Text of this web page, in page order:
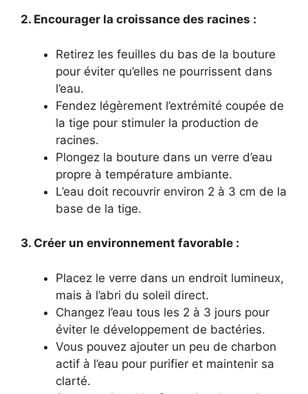
2. Encourager la croissance des racines :
Retirez les feuilles du bas de la bouture
pour éviter qu’elles ne pourrissent dans
l’eau.
Fendez légèrement l’extrémité coupée de
la tige pour stimuler la production de
racines.
Plongez la bouture dans un verre d’eau
propre à température ambiante.
L’eau doit recouvrir environ 2 à 3 cm de la
base de la tige.
3. Créer un environnement favorable :
Placez le verre dans un endroit lumineux,
mais à l’abri du soleil direct.
Changez l’eau tous les 2 à 3 jours pour
éviter le développement de bactéries.
Vous pouvez ajouter un peu de charbon
actif à l’eau pour purifier et maintenir sa
clarté.